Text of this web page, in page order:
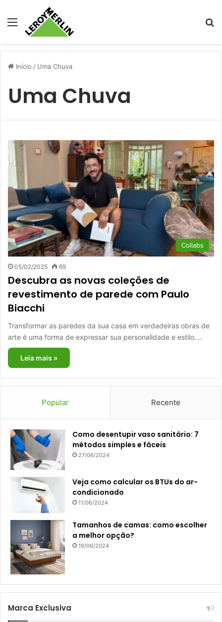
Menu
Início / Uma Chuva
Uma Chuva
Collabs
05/02/2025 69
Descubra as novas coleções de
revestimento de parede com Paulo
Biacchi
Transformar as paredes da sua casa em verdadeiras obras de
arte é uma forma de expressar sua personalidade e estilo.…
Leia mais »
Popular Recente
Como desentupir vaso sanitário: 7
métodos simples e fáceis
27/06/2024
Veja como calcular os BTUs do ar-
condicionado
11/06/2024
Tamanhos de camas: como escolher
a melhor opção?
19/06/2024
Marca Exclusiva